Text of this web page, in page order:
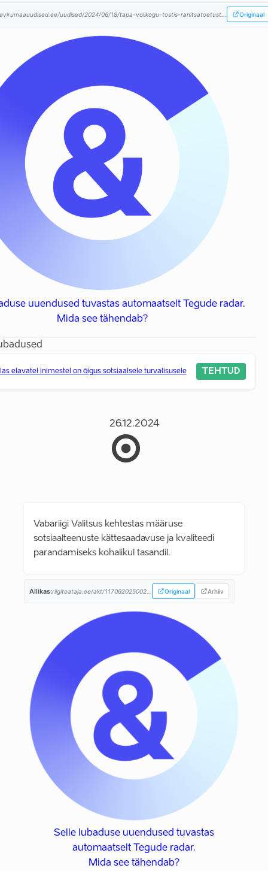
uudised/2024/06/18/tapa-volikogu-tostis-ranitsatoetust... Originaal
uuendused tuvastas automaatselt Tegude radar.
Mida see tähendab?
elavatel inimestel on õigus sotsiaalsele turvalisusele TEHTUD
26.12.2024
Vabariigi Valitsus kehtestas määruse
sotsiaalteenuste kättesaadavuse ja kvaliteedi
parandamiseks kohalikul tasandil.
Allikas:riigiteataja.ee/akt/117062025002... Originaal Arhiiv
Selle lubaduse uuendused tuvastas
automaatselt Tegude radar.
Mida see tähendab?